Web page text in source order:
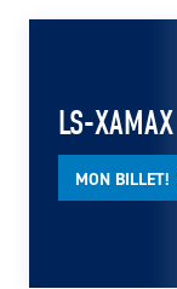
LS-XAMAX
MON BILLET!